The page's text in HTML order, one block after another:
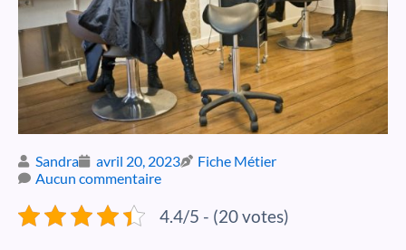
Sandra avril 20, 2023
Fiche Métier
Aucun commentaire
4.4/5 - (20 votes)